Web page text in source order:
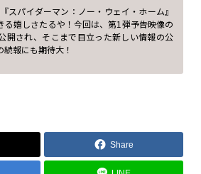
スパイダーマン：ノー・ウェイ・ホーム』
る嬉しさたるや！今回は、第1弾予告映像の
開され、そこまで目立った新しい情報の公
報にも期待大！
Share